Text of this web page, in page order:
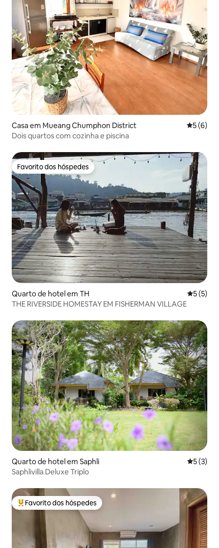
Casa em Mueang Chumphon District
5 (6)
Dois quartos com cozinha e piscina
Favorito dos hóspedes
Favorito dos hóspedes
Quarto de hotel em TH
5 (5)
THE RIVERSIDE HOMESTAY EM FISHERMAN VILLAGE
Quarto de hotel em Saphli
5 (3)
Saphlivilla Deluxe Triplo
Favoritos dos hóspedes mais apreciados
Favorito dos hóspedes